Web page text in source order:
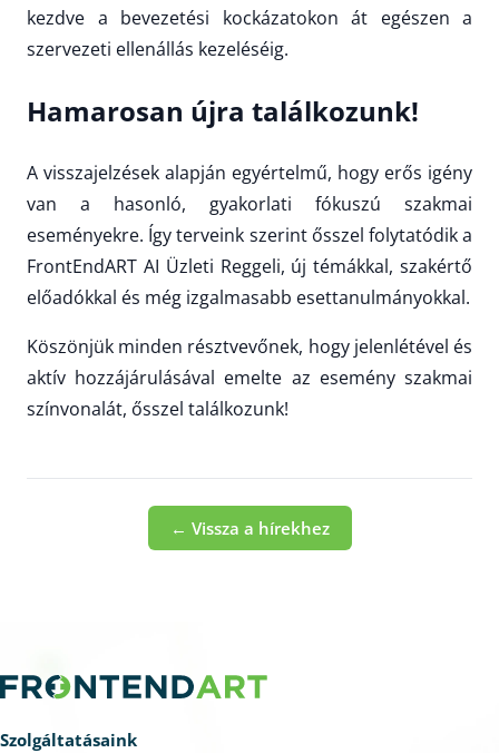
kezdve a bevezetési kockázatokon át egészen a
szervezeti ellenállás kezeléséig.
Hamarosan újra találkozunk!
A visszajelzések alapján egyértelmű, hogy erős igény
van a hasonló, gyakorlati fókuszú szakmai
eseményekre. Így terveink szerint ősszel folytatódik a
FrontEndART AI Üzleti Reggeli, új témákkal, szakértő
előadókkal és még izgalmasabb esettanulmányokkal.
Köszönjük minden résztvevőnek, hogy jelenlétével és
aktív hozzájárulásával emelte az esemény szakmai
színvonalát, ősszel találkozunk!
← Vissza a hírekhez
Szolgáltatásaink